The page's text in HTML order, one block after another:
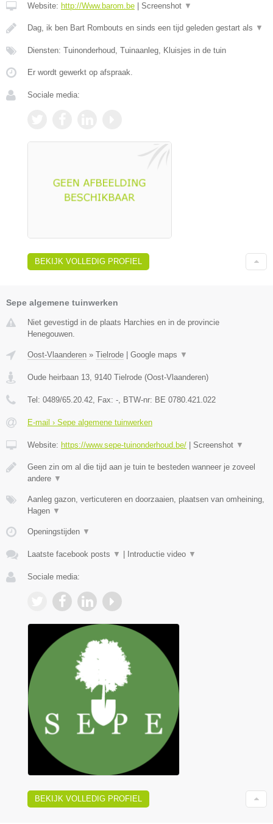
Website: http://Www.barom.be Screenshot ▼
Dag, ik ben Bart Rombouts en sinds een tijd geleden gestart als ▼
Diensten: Tuinonderhoud, Tuinaanleg, Kluisjes in de tuin
Er wordt gewerkt op afspraak.
Sociale media:
BEKIJK VOLLEDIG PROFIEL
Sepe algemene tuinwerken
Niet gevestigd in de plaats Harchies en in de provincie
Henegouwen.
Oost-Vlaanderen » Tielrode | Google maps ▼
Oude heirbaan 13 9140 Tielrode (Oost-Vlaanderen)
Tel: 0489/65.20.42 , Fax: - , BTW-nr: BE 0780.421.022
E-mail › Sepe algemene tuinwerken
Website: https://www.sepe-tuinonderhoud.be/ | Screenshot ▼
Geen zin om al die tijd aan je tuin te besteden wanneer je zoveel
andere ▼
Aanleg gazon, verticuteren en doorzaaien, plaatsen van omheining,
Hagen ▼
Openingstijden ▼
Laatste facebook posts ▼ | Introductie video ▼
Sociale media:
BEKIJK VOLLEDIG PROFIEL